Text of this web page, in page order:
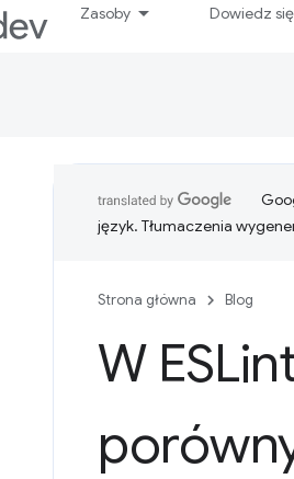
Zasoby Dowiedz
język. Tłumaczenia
Strona główna Blog
W